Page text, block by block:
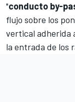
"conducto by-
flujo sobre los
vertical adherida
la entrada de los